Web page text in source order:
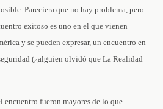
Pareciera que no hay problema, pero
exitoso es uno en el que vienen
y se pueden expresar, un encuentro en
(¿alguien olvidó que La Realidad
encuentro fueron mayores de lo que